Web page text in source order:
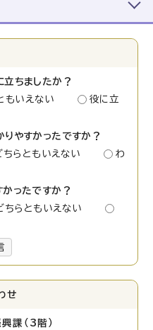
立ちましたか？
もいえない
役に立
りやすかったですか？
ちらともいえない
わ
かったですか？
ちらともいえない
せ
課（3階）